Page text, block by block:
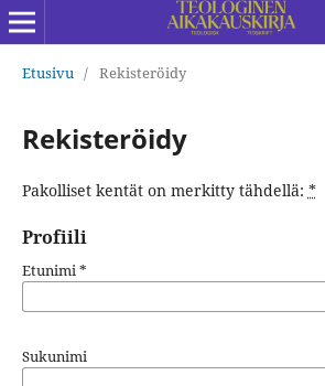
Etusivu / Rekisteröidy
Rekisteröidy
Pakolliset kentät on merkitty tähdellä: *
Profiili
Etunimi*
Sukunimi